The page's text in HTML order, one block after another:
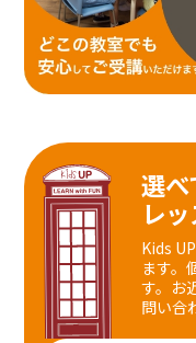
選べ
レ
Kids
ます。
す。 お
問い合